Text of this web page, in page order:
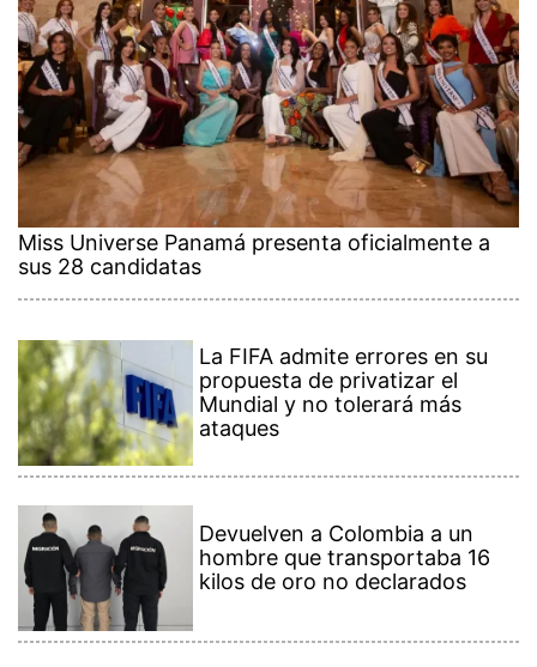
Miss Universe Panamá presenta oficialmente a
sus 28 candidatas
La FIFA admite errores en su
propuesta de privatizar el
Mundial y no tolerará más
ataques
Devuelven a Colombia a un
hombre que transportaba 16
kilos de oro no declarados